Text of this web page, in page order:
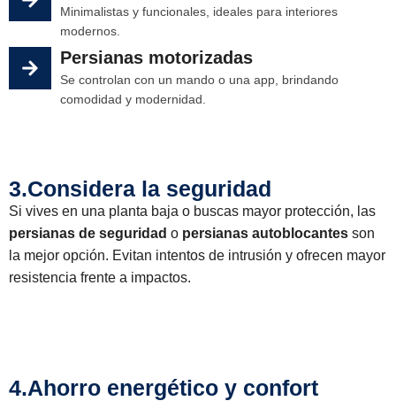
Minimalistas y funcionales, ideales para interiores
modernos.
Persianas motorizadas
Se controlan con un mando o una app, brindando
comodidad y modernidad.
3.Considera la seguridad
Si vives en una planta baja o buscas mayor protección, las
persianas de seguridad o persianas autoblocantes son
la mejor opción. Evitan intentos de intrusión y ofrecen mayor
resistencia frente a impactos.
4.Ahorro energético y confort